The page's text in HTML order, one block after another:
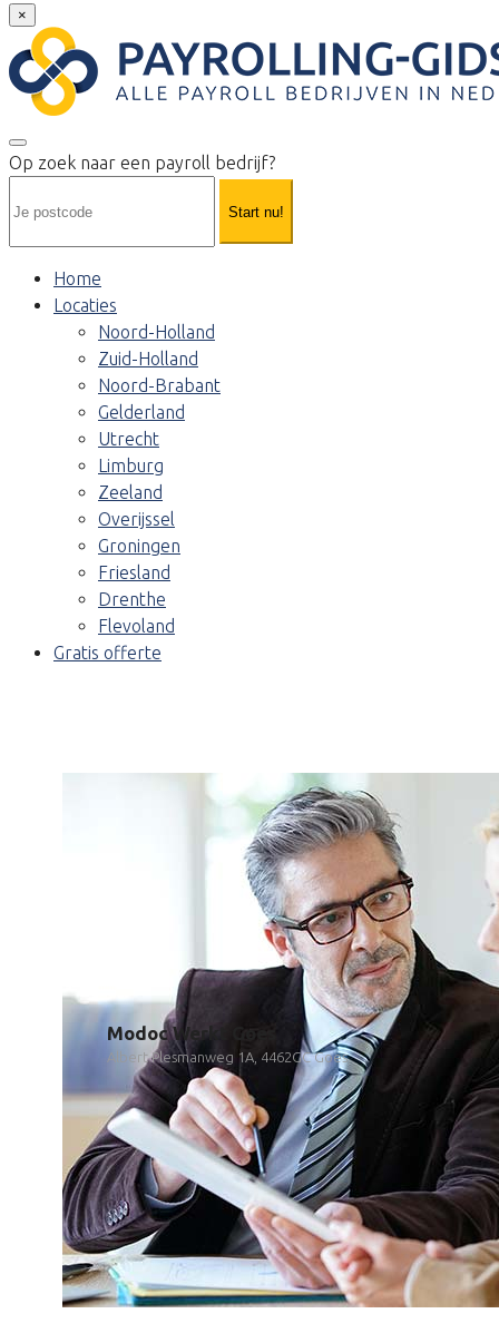
×
Op zoek naar een payroll bedrijf?
Start nu!
Home
Locaties
Noord-Holland
Zuid-Holland
Noord-Brabant
Gelderland
Utrecht
Limburg
Zeeland
Overijssel
Groningen
Friesland
Drenthe
Flevoland
Gratis offerte
Modoc Werkt Goes
Albert Plesmanweg 1A, 4462GC Goes